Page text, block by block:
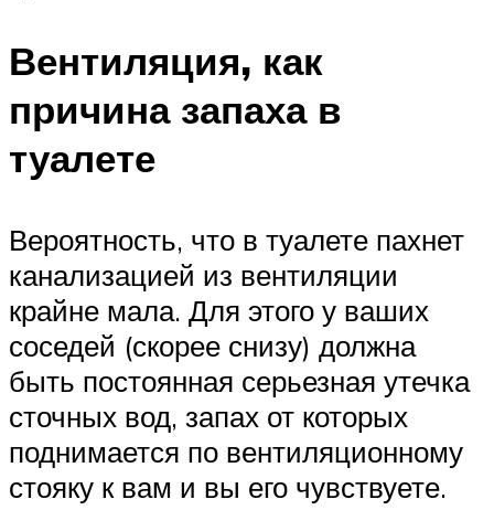
Вентиляция, как
причина запаха в
туалете
Вероятность, что в туалете пахнет
канализацией из вентиляции
крайне мала. Для этого у ваших
соседей (скорее снизу) должна
быть постоянная серьезная утечка
сточных вод, запах от которых
поднимается по вентиляционному
стояку к вам и вы его чувствуете.